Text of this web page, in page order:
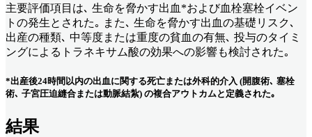
主要評価項目は､ 生命を脅かす出血*および血栓塞栓イベン
トの発生とされた｡ また､ 生命を脅かす出血の基礎リスク､
出産の種類､ 中等度または重度の貧血の有無､ 投与のタイミ
ングによるトラネキサム酸の効果への影響も検討された｡
*出産後24時間以内の出血に関する死亡または外科的介入 (開腹術､ 塞栓
術､ 子宮圧迫縫合または動脈結紮) の複合アウトカムと定義された｡
結果